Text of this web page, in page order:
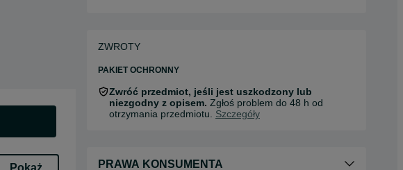
Pokaż
ZWROTY
PAKIET OCHRONNY
Zwróć przedmiot, jeśli jest uszkodzony lub
niezgodny z opisem. Zgłoś problem do 48 h od
otrzymania przedmiotu. Szczegóły
PRAWA KONSUMENTA